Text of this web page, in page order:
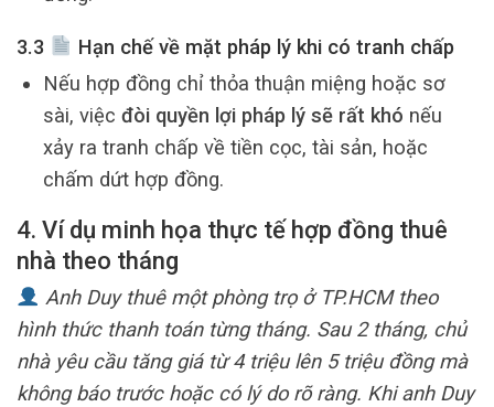
3.3
Hạn chế về mặt pháp lý khi có tranh chấp
Nếu hợp đồng chỉ thỏa thuận miệng hoặc sơ
sài, việc đòi quyền lợi pháp lý sẽ rất khó nếu
xảy ra tranh chấp về tiền cọc, tài sản, hoặc
chấm dứt hợp đồng.
4. Ví dụ minh họa thực tế hợp đồng thuê
nhà theo tháng
Anh Duy thuê một phòng trọ ở TP.HCM theo
hình thức thanh toán từng tháng. Sau 2 tháng, chủ
nhà yêu cầu tăng giá từ 4 triệu lên 5 triệu đồng mà
không báo trước hoặc có lý do rõ ràng. Khi anh Duy